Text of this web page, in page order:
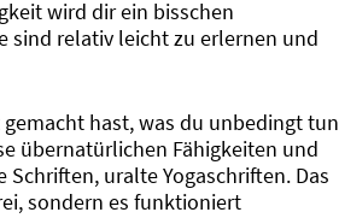
wird dir ein bisschen
sind relativ leicht zu erlernen und
hast, was du unbedingt tun
übernatürlichen Fähigkeiten und
uralte Yogaschriften. Das
sondern es funktioniert